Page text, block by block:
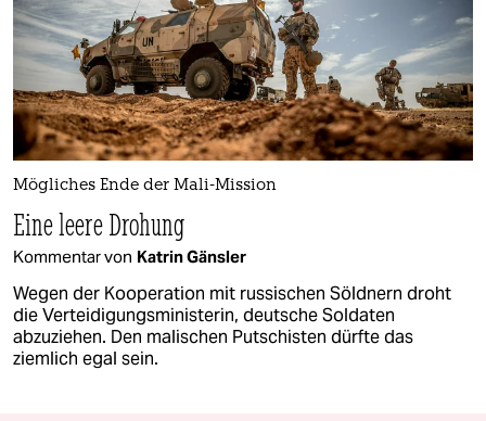
Mögliches Ende der Mali-Mission
Eine leere Drohung
Kommentar von Katrin Gänsler
Wegen der Kooperation mit russischen Söldnern droht
die Verteidigungsministerin, deutsche Soldaten
abzuziehen. Den malischen Putschisten dürfte das
ziemlich egal sein.